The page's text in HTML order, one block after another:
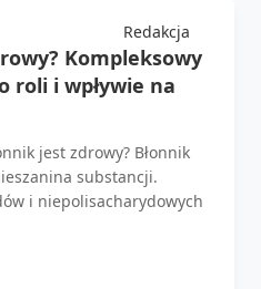
Redakcja
Kompleksowy
roli i wpływie na
jest zdrowy? Błonnik
substancji.
i niepolisacharydowych